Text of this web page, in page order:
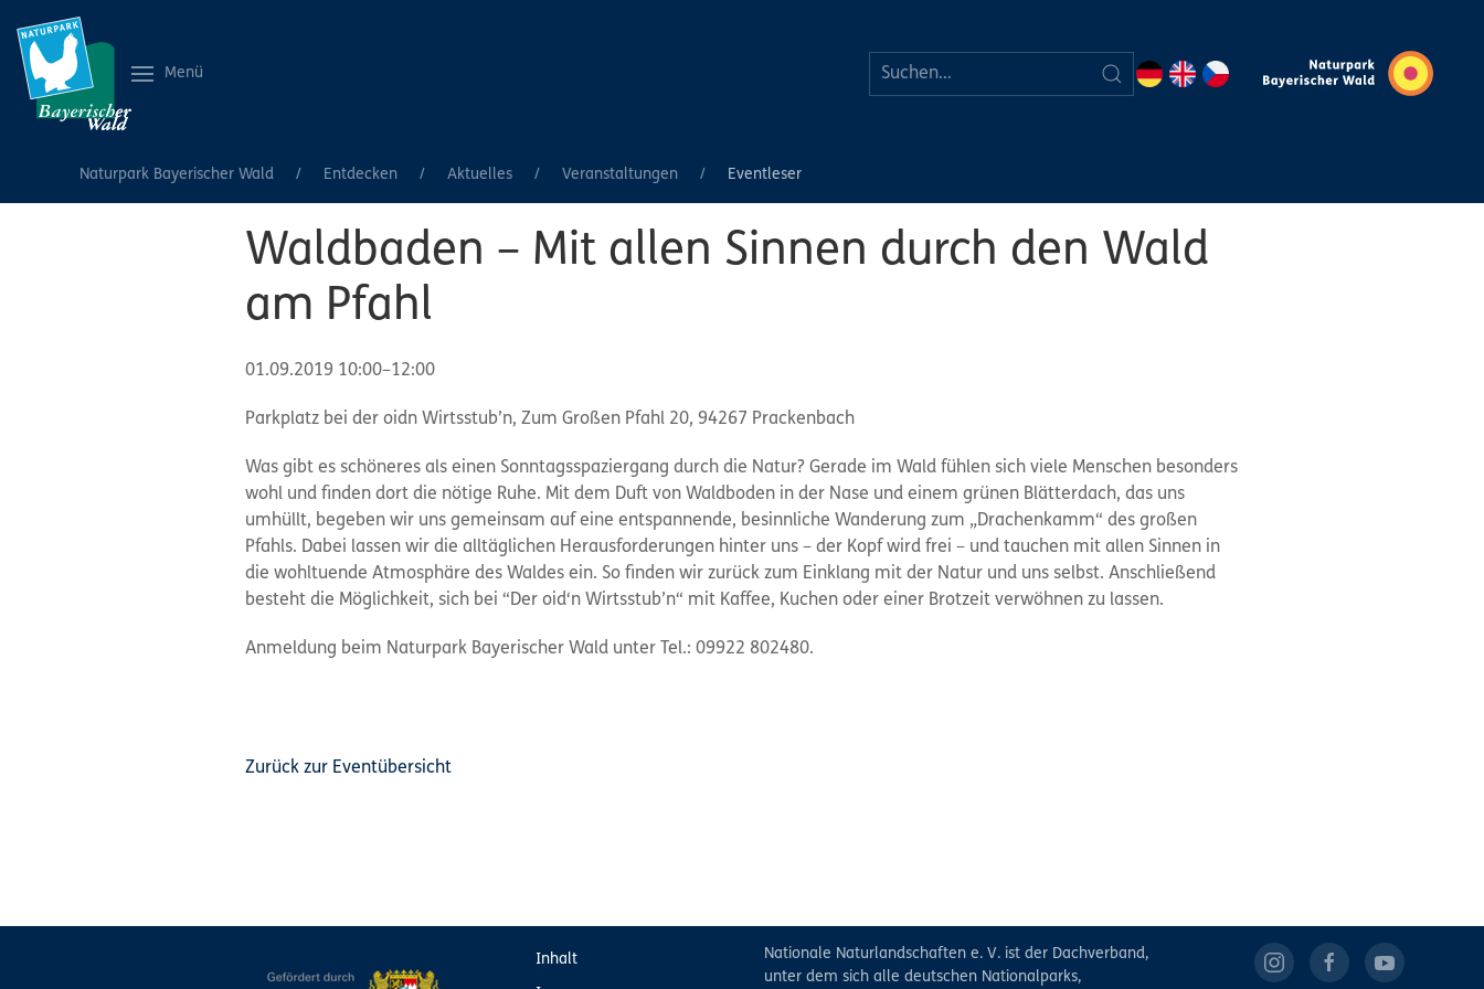
Menü
Naturpark Bayerischer Wald Entdecken Aktuelles Veranstaltungen Eventleser
Waldbaden – Mit allen Sinnen durch den Wald
am Pfahl
01.09.2019 10:00–12:00
Parkplatz bei der oidn Wirtsstub’n, Zum Großen Pfahl 20, 94267 Prackenbach
Was gibt es schöneres als einen Sonntagsspaziergang durch die Natur? Gerade im Wald fühlen sich viele Menschen besonders
wohl und finden dort die nötige Ruhe. Mit dem Duft von Waldboden in der Nase und einem grünen Blätterdach, das uns
umhüllt, begeben wir uns gemeinsam auf eine entspannende, besinnliche Wanderung zum „Drachenkamm“ des großen
Pfahls. Dabei lassen wir die alltäglichen Herausforderungen hinter uns – der Kopf wird frei – und tauchen mit allen Sinnen in
die wohltuende Atmosphäre des Waldes ein. So finden wir zurück zum Einklang mit der Natur und uns selbst. Anschließend
besteht die Möglichkeit, sich bei “Der oid‘n Wirtsstub’n“ mit Kaffee, Kuchen oder einer Brotzeit verwöhnen zu lassen.
Anmeldung beim Naturpark Bayerischer Wald unter Tel.: 09922 802480.
Zurück zur Eventübersicht
Inhalt
Nationale Naturlandschaften e. V. ist der Dachverband,
unter dem sich alle deutschen Nationalparks,